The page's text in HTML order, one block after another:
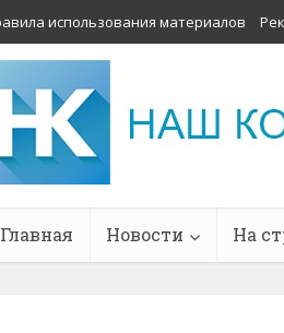
использования материалов
Главная Новости На